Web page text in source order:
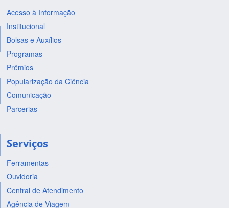
Acesso à Informação
Institucional
Bolsas e Auxílios
Programas
Prêmios
Popularização da Ciência
Comunicação
Parcerias
Serviços
Ferramentas
Ouvidoria
Central de Atendimento
Agência de Viagem